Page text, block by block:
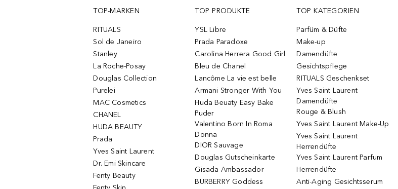
TOP-MARKEN
RITUALS
Sol de Janeiro
Stanley
La Roche-Posay
Douglas Collection
Purelei
MAC Cosmetics
CHANEL
HUDA BEAUTY
Prada
Yves Saint Laurent
Dr. Emi Skincare
Fenty Beauty
TOP PRODUKTE
YSL Libre
Prada Paradoxe
Carolina Herrera Good Girl
Bleu de Chanel
Lancôme La vie est belle
Armani Stronger With You
Huda Beuaty Easy Bake
Puder
Valentino Born In Roma
Donna
DIOR Sauvage
Douglas Gutscheinkarte
Gisada Ambassador
BURBERRY Goddess
TOP KATEGORIEN
Parfüm & Düfte
Make-up
Damendüfte
Gesichtspflege
RITUALS Geschenkset
Yves Saint Laurent
Damendüfte
Rouge & Blush
Yves Saint Laurent Make-Up
Yves Saint Laurent
Herrendüfte
Yves Saint Laurent Parfum
Herrendüfte
Anti-Aging Gesichtsserum